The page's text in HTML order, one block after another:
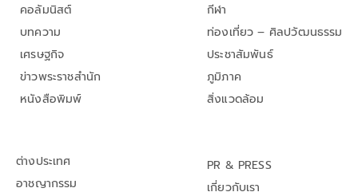
คอลัมนิสต์
บทความ
เศรษฐกิจ
ข่าวพระราชสำนัก
หนังสือพิมพ์
กีฬา
ท่องเที่ยว – ศิลปวัฒนธรรม
ประชาสัมพันธ์
ภูมิภาค
สิ่งแวดล้อม
ต่างประเทศ
อาชญากรรม
PR & PRESS
เกี่ยวกับเรา